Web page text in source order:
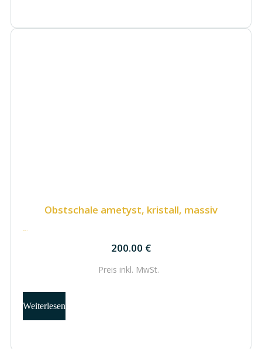
Obstschale ametyst, kristall, massiv
200.00 €
200.00 €
Preis inkl. MwSt.
Weiterlesen